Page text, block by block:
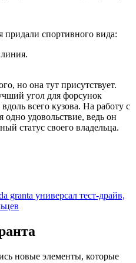
придали спортивного вида:
но она тут присутствует.
угол для форсунок
всего кузова. На работу с
одно удовольствие, ведь он
статус своего владельца.
granta универсал тест-драйв,
новые элементы, которые